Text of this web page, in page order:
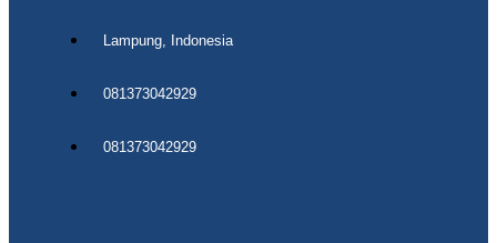
Lampung, Indonesia
081373042929
081373042929